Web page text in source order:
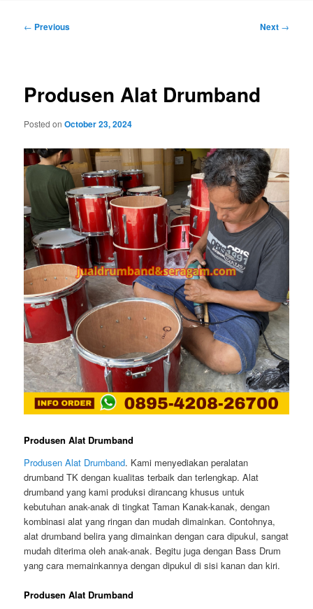
Post
← Previous Next →
Produsen Alat Drumband
Posted onOctober 23, 2024
Produsen Alat Drumband
Produsen Alat Drumband. Kami menyediakan peralatan
drumband TK dengan kualitas terbaik dan terlengkap. Alat
drumband yang kami produksi dirancang khusus untuk
kebutuhan anak-anak di tingkat Taman Kanak-kanak, dengan
kombinasi alat yang ringan dan mudah dimainkan. Contohnya,
alat drumband belira yang dimainkan dengan cara dipukul, sangat
mudah diterima oleh anak-anak. Begitu juga dengan Bass Drum
yang cara memainkannya dengan dipukul di sisi kanan dan kiri.
Produsen Alat Drumband